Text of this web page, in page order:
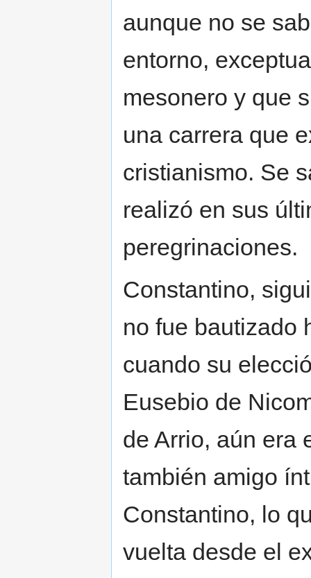
aunque no se
entorno,
mesonero y que
una carrera que
cristianismo. Se
realizó en sus
peregrinaciones.
Constantino,
no fue bautizado
cuando su
Eusebio de
de Arrio, aún era
también amigo
Constantino, lo
vuelta desde el